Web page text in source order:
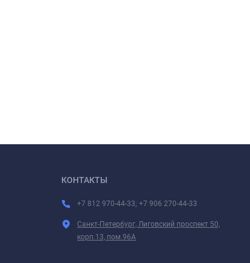
КОНТАКТЫ
+7 812 970-44-33; +7 906 270-44-33
Санкт-Петербург, Лиговский проспект 50,
корп.13, пом.96А